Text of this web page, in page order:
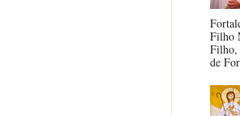
Filho
Filho,
de